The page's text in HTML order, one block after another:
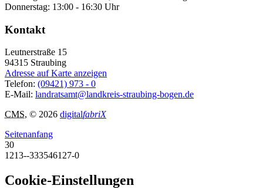
Donnerstag: 13:00 - 16:30 Uhr
Kontakt
Leutnerstraße 15
94315 Straubing
Adresse auf Karte anzeigen
Telefon: (09421) 973 - 0
E-Mail: landratsamt@landkreis-straubing-bogen.de
CMS, © 2026 digitalfabriX
Seitenanfang
30
1213--333546127-0
Cookie-Einstellungen